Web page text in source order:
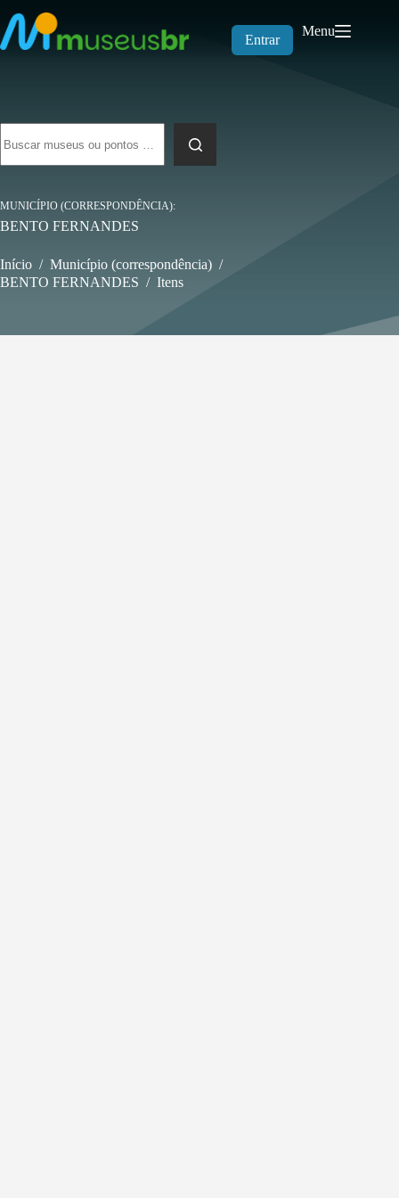
para
o
conteúdo
Entrar
Menu
resultados
MUNICÍPIO (CORRESPONDÊNCIA)
BENTO FERNANDES
Início / Município (correspondência) /
BENTO FERNANDES / Itens